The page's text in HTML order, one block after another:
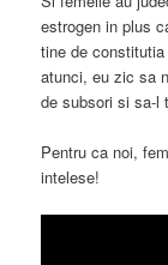
estrogen in plus
tine de
atunci, eu zic sa
de subsori si sa-l
Pentru ca noi,
intelese!